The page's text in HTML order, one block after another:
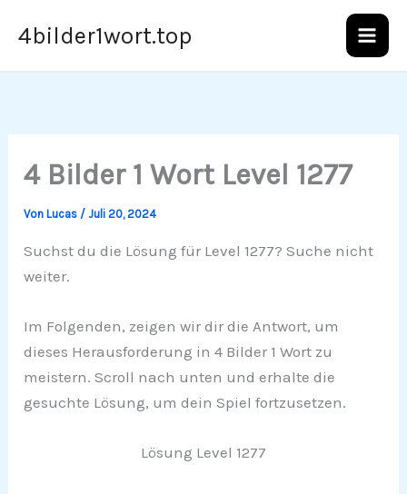
Inhalt
4bilder1wort.top
4 Bilder 1 Wort Level 1277
VonLucas /Juli 20, 2024
Suchst du die Lösung für Level 1277? Suche nicht
weiter.
Im Folgenden, zeigen wir dir die Antwort, um
dieses Herausforderung in 4 Bilder 1 Wort zu
meistern. Scroll nach unten und erhalte die
gesuchte Lösung, um dein Spiel fortzusetzen.
Lösung Level 1277